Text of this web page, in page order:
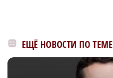
ЕЩЁ НОВОСТИ ПО ТЕМЕ